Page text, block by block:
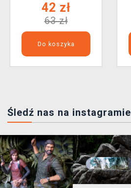
42 zł
63 zł
Do koszyka
Śledź nas na instagramie